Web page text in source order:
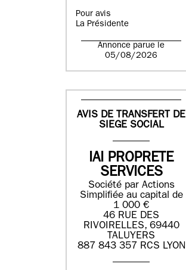
Pour avis
La Présidente
Annonce parue le
05/08/2026
AVIS DE TRANSFERT DE
SIEGE SOCIAL
IAI PROPRETE
SERVICES
Société par Actions
Simplifiée au capital de
1 000 €
46 RUE DES
RIVOIRELLES, 69440
TALUYERS
887 843 357 RCS LYON